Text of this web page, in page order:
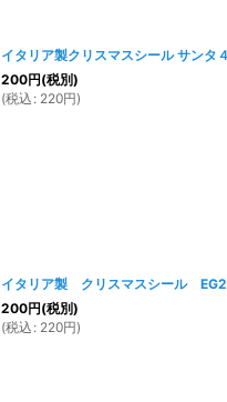
イタリア製クリスマスシール サン
200円(税別)
(税込 : 220円)
イタリア製 クリスマスシール
200円(税別)
(税込 : 220円)